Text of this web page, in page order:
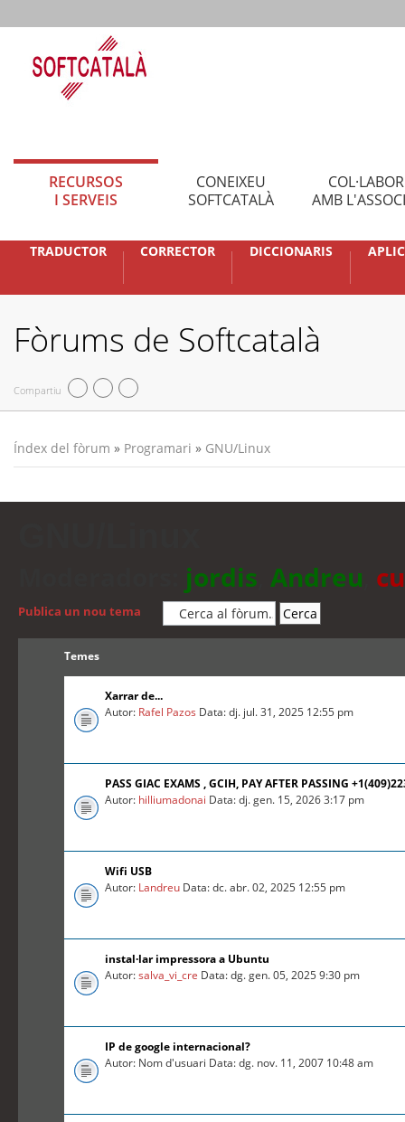
RECURSOS
I SERVEIS
CONEIXEU
SOFTCATALÀ
AMB
TRADUCTOR CORRECTOR DICCIONARIS
Fòrums de Softcatalà
Compartiu
Índex del fòrum » Programari » GNU/Linux
jordis Andreu
Publica un nou tema
Temes
Xarrar de...
Autor: Rafel Pazos Data: dj. jul. 31, 2025 12:55 pm
PASS GIAC EXAMS , GCIH, PAY AFTER PASSING
Autor: hilliumadonai Data: dj. gen. 15, 2026 3:17 pm
Wifi USB
Autor: Landreu Data: dc. abr. 02, 2025 12:55 pm
instal·lar impressora a Ubuntu
Autor:salva_vi_cre Data: dg. gen. 05, 2025 9:30 pm
IP de google internacional?
Autor: Nom d'usuari Data: dg. nov. 11, 2007 10:48 am